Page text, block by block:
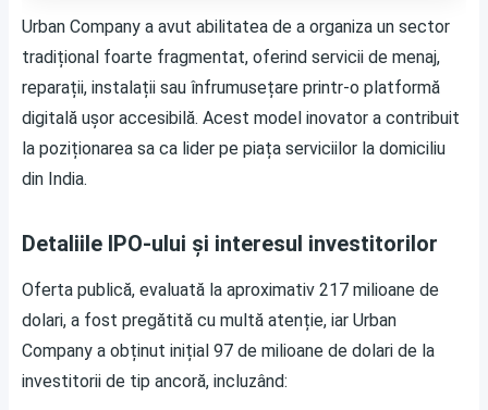
Urban Company a avut abilitatea de a organiza un sector
tradițional foarte fragmentat, oferind servicii de menaj,
reparații, instalații sau înfrumusețare printr-o platformă
digitală ușor accesibilă. Acest model inovator a contribuit
la poziționarea sa ca lider pe piața serviciilor la domiciliu
din India.
Detaliile IPO-ului și interesul investitorilor
Oferta publică, evaluată la aproximativ 217 milioane de
dolari, a fost pregătită cu multă atenție, iar Urban
Company a obținut inițial 97 de milioane de dolari de la
investitorii de tip ancoră, incluzând: